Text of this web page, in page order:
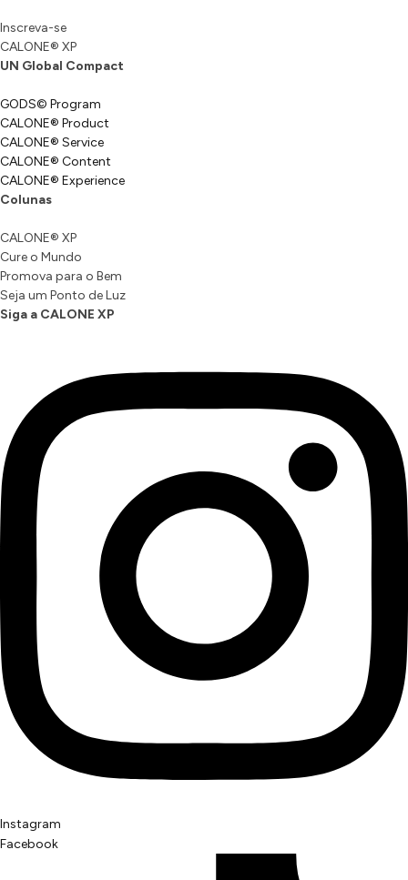
Inscreva-se
CALONE® XP
UN Global Compact
GODS© Program
CALONE® Product
CALONE® Service
CALONE® Content
CALONE® Experience
Colunas
CALONE® XP
Cure o Mundo
Promova para o Bem
Seja um Ponto de Luz
Siga a CALONE XP
Instagram
Facebook